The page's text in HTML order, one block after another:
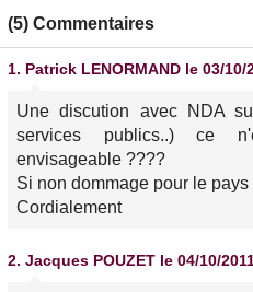
(5) Commentaires
1. Patrick LENORMAND le 03/10/
Une discution avec NDA
services publics..) ce
envisageable ????
Si non dommage pour le pays
Cordialement
2. Jacques POUZET le 04/10/